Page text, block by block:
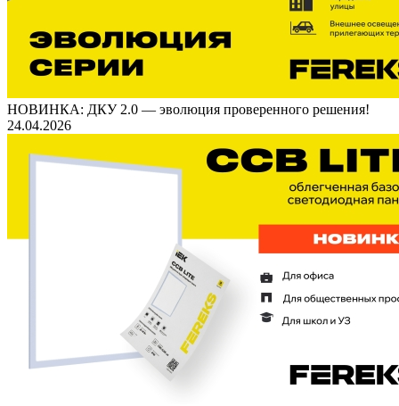
НОВИНКА: ДКУ 2.0 — эволюция проверенного решения!
24.04.2026